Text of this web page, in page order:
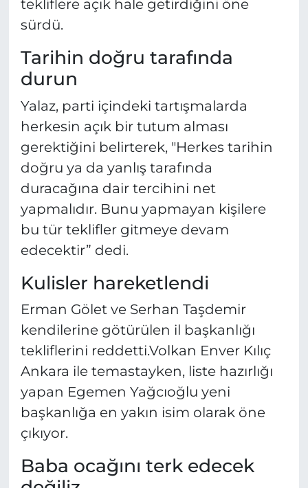
tekliflere açık hale getirdiğini öne
sürdü.
Tarihin doğru tarafında
durun
Yalaz, parti içindeki tartışmalarda
herkesin açık bir tutum alması
gerektiğini belirterek, "Herkes tarihin
doğru ya da yanlış tarafında
duracağına dair tercihini net
yapmalıdır. Bunu yapmayan kişilere
bu tür teklifler gitmeye devam
edecektir” dedi.
Kulisler hareketlendi
Erman Gölet ve Serhan Taşdemir
kendilerine götürülen il başkanlığı
tekliflerini reddetti.Volkan Enver Kılıç
Ankara ile temastayken, liste hazırlığı
yapan Egemen Yağcıoğlu yeni
başkanlığa en yakın isim olarak öne
çıkıyor.
Baba ocağını terk edecek